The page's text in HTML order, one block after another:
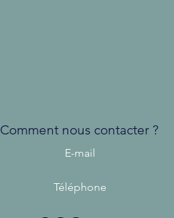
Comment nous contacter ?
E-mail
Téléphone